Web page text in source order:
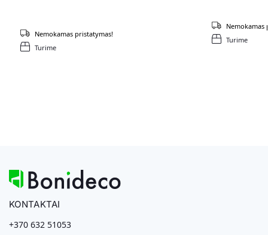
Turime
Nemokamas pristatymas!
Turime
Nemokamas
KONTAKTAI
+370 632 51053